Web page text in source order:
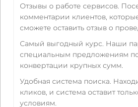
Отзывы о работе сервисов.
комментарии клиентов,
сможете оставить отзыв о
Самый выгодный курс. Наши
специальным предложениям
конвертации крупных сумм.
Удобная система поиска.
кликов, и система оставит
условиям.